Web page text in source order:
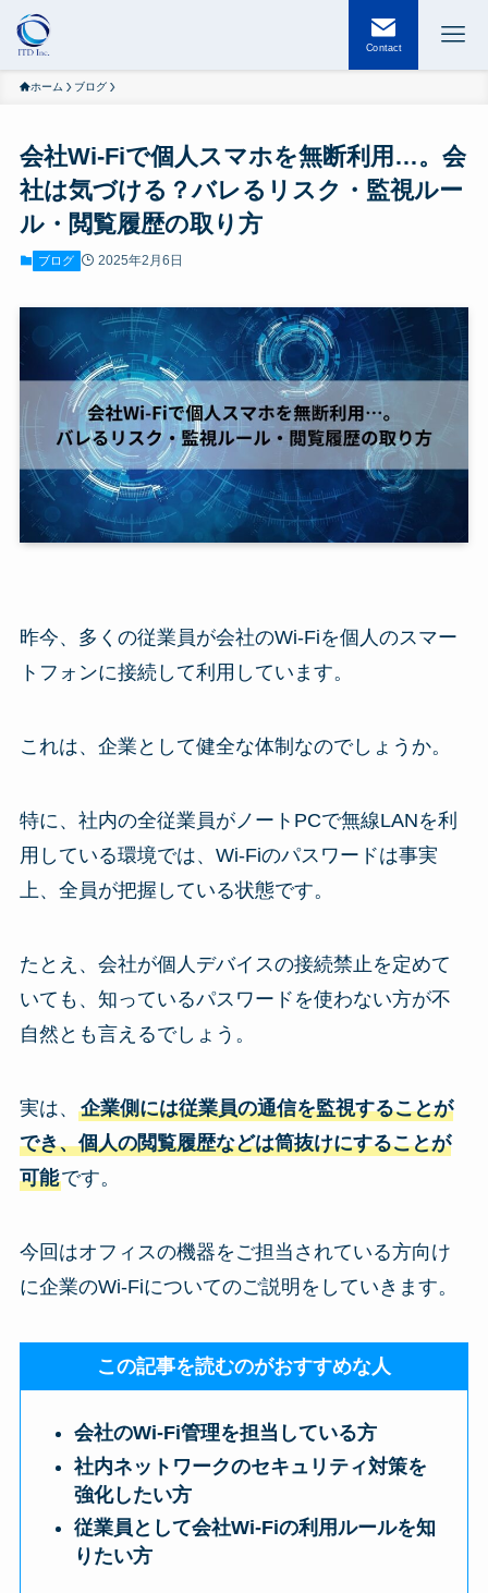
Contact
ホーム ブログ
会社Wi-Fiで個人スマホを無断利用…。会
社は気づける？バレるリスク・監視ルー
ル・閲覧履歴の取り方
ブログ 2025年2月6日
昨今、多くの従業員が会社のWi-Fiを個人のスマー
トフォンに接続して利用しています。
これは、企業として健全な体制なのでしょうか。
特に、社内の全従業員がノートPCで無線LANを利
用している環境では、Wi-Fiのパスワードは事実
上、全員が把握している状態です。
たとえ、会社が個人デバイスの接続禁止を定めて
いても、知っているパスワードを使わない方が不
自然とも言えるでしょう。
実は、 企業側には従業員の通信を監視することが
でき、個人の閲覧履歴などは筒抜けにすることが
可能です。
今回はオフィスの機器をご担当されている方向け
に企業のWi-Fiについてのご説明をしていきます。
この記事を読むのがおすすめな人
会社のWi-Fi管理を担当している方
社内ネットワークのセキュリティ対策を
強化したい方
従業員として会社Wi-Fiの利用ルールを知
りたい方